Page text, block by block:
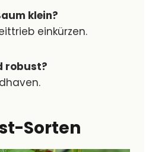
klein?
einkürzen.
robust?
Sorten